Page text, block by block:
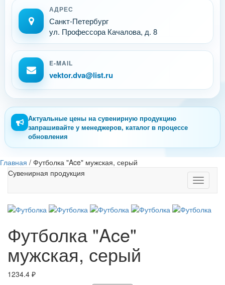
АДРЕС
Санкт-Петербург
ул. Профессора Качалова, д. 8
E-MAIL
vektor.dva@list.ru
Актуальные цены на сувенирную продукцию
запрашивайте у менеджеров, каталог в процессе
обновления
Главная / Футболка "Ace" мужская, серый
Toggle
Сувенирная продукция
Футболка "Ace"
мужская, серый
1234.4 ₽